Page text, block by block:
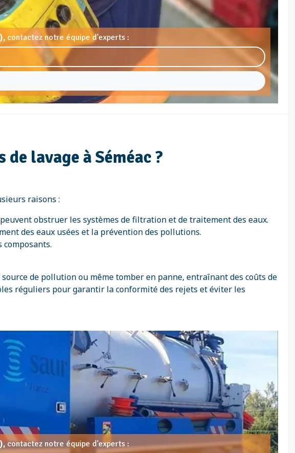
contactez notre équipe d'experts :
lavage à Séméac ?
raisons :
obstruer les systèmes de filtration et de traitement des eaux.
des eaux usées et la prévention des pollutions.
de pollution ou même tomber en panne, entraînant des coûts de
réguliers pour garantir la conformité des rejets et éviter les
contactez notre équipe d'experts :